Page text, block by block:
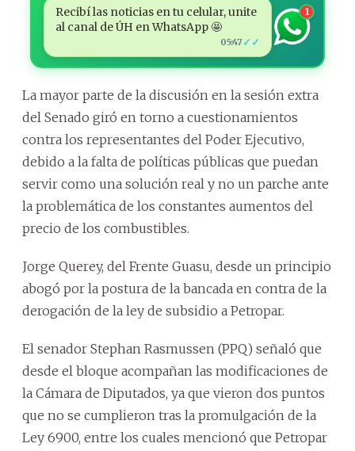
Recibí las noticias en tu celular, unite
al canal de ÚH en WhatsApp 🤩
05:47 ✓✓
1
La mayor parte de la discusión en la sesión extra
del Senado giró en torno a cuestionamientos
contra los representantes del Poder Ejecutivo,
debido a la falta de políticas públicas que puedan
servir como una solución real y no un parche ante
la problemática de los constantes aumentos del
precio de los combustibles.
Jorge Querey, del Frente Guasu, desde un principio
abogó por la postura de la bancada en contra de la
derogación de la ley de subsidio a Petropar.
El senador Stephan Rasmussen (PPQ) señaló que
desde el bloque acompañan las modificaciones de
la Cámara de Diputados, ya que vieron dos puntos
que no se cumplieron tras la promulgación de la
Ley 6900, entre los cuales mencionó que Petropar